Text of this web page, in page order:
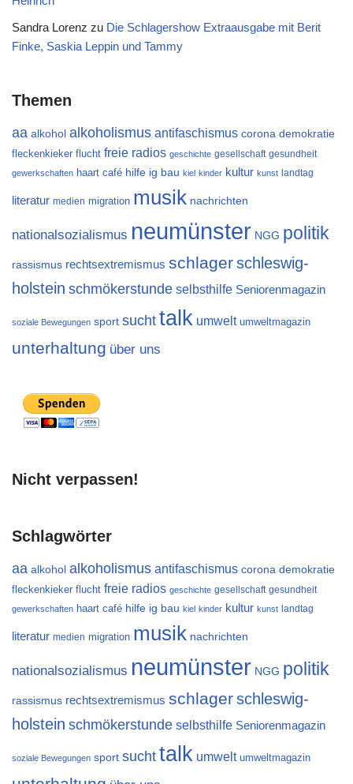
Sandra Lorenz zu Die Schlagershow Extraausgabe mit Berit
Finke, Saskia Leppin und Tammy
Themen
aa alkohol alkoholismus antifaschismus corona demokratie
fleckenkieker flucht freie radios geschichte gesellschaft gesundheit
gewerkschaften haart café hilfe ig bau kiel kinder kultur kunst landtag
literatur medien migration musik nachrichten
nationalsozialismus neumünster NGG politik
rassismus rechtsextremismus schlagerschleswig-
holstein schmökerstunde selbsthilfe Seniorenmagazin
soziale Bewegungen sport suchttalk umwelt umweltmagazin
unterhaltung über uns
Nicht verpassen!
Schlagwörter
aa alkohol alkoholismus antifaschismus corona demokratie
fleckenkieker flucht freie radios geschichte gesellschaft gesundheit
gewerkschaften haart café hilfe ig bau kiel kinder kultur kunst landtag
literatur medien migration musik nachrichten
nationalsozialismus neumünster NGG politik
rassismus rechtsextremismus schlagerschleswig-
holstein schmökerstunde selbsthilfe Seniorenmagazin
soziale Bewegungen sport suchttalk umwelt umweltmagazin